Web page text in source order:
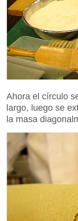
Ahora el círculo
largo, luego se
la masa